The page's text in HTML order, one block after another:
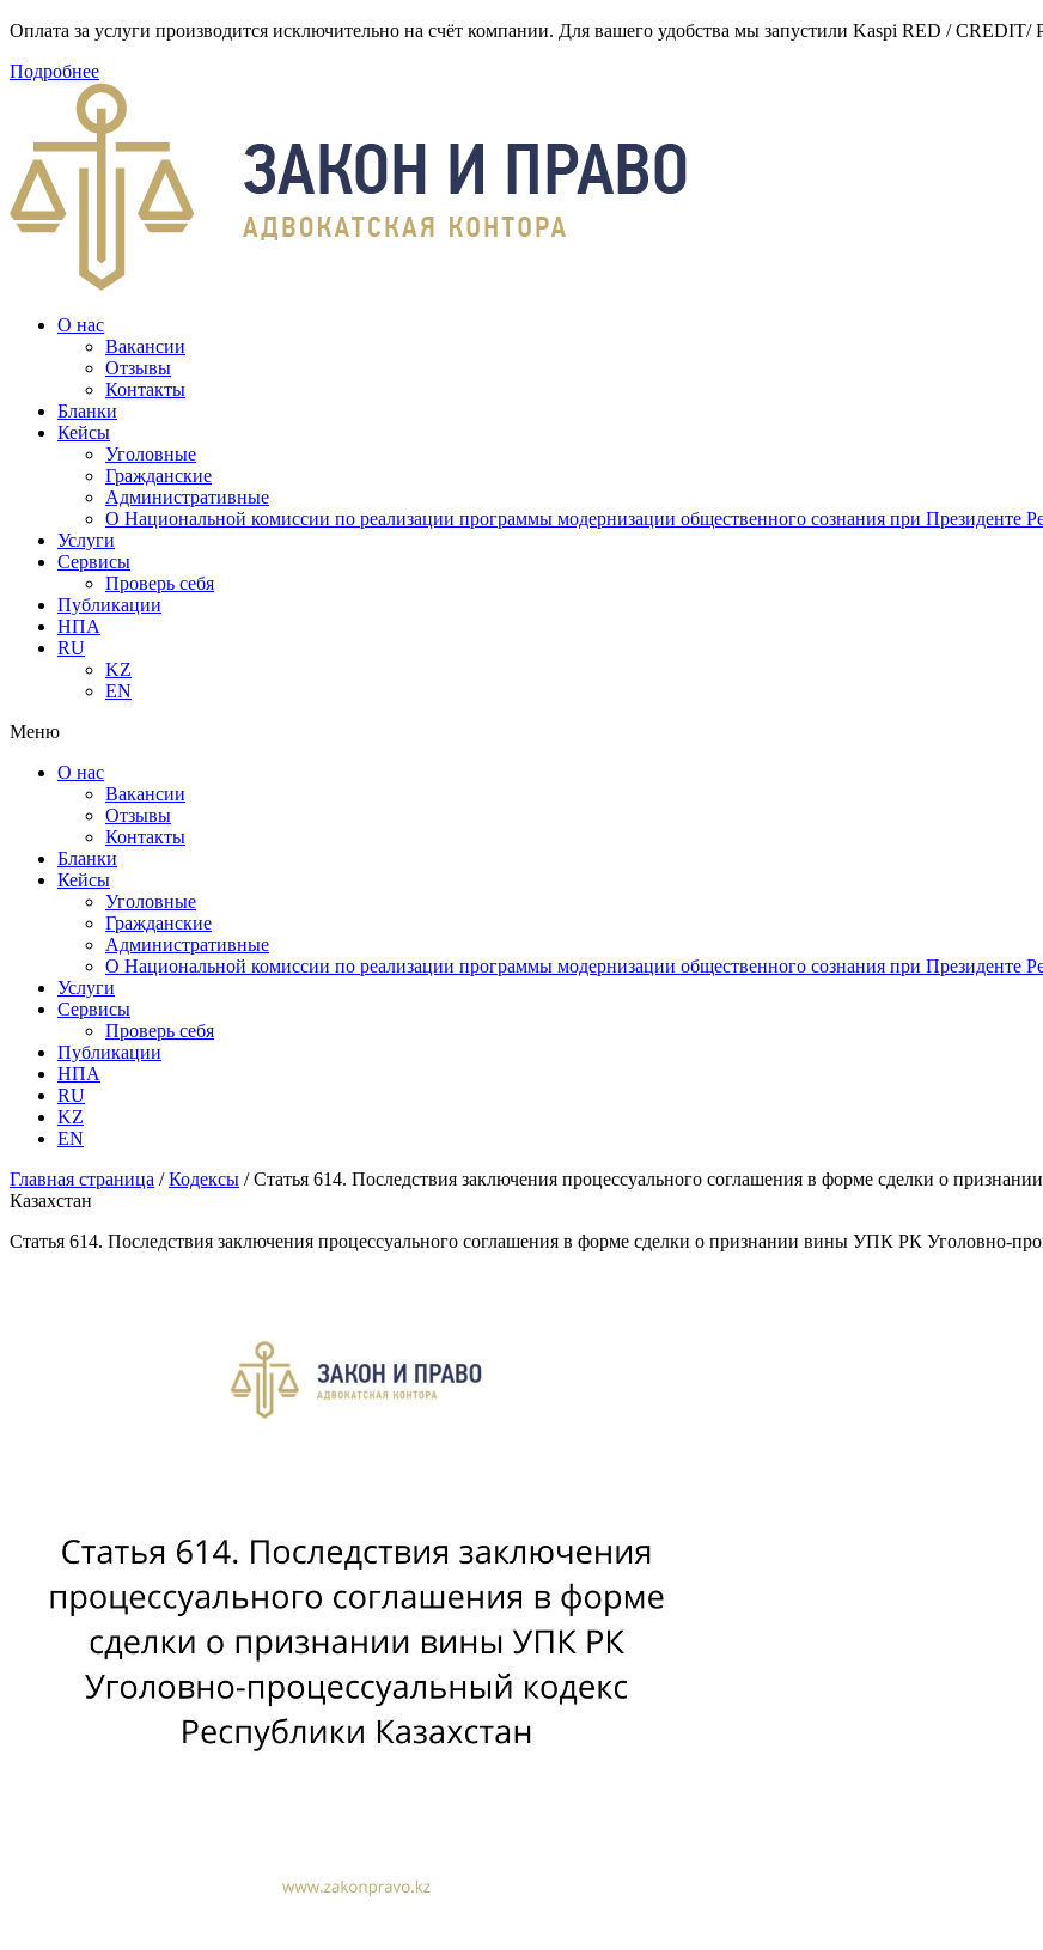
Оплата за услуги производится исключительно на счёт компании. Для вашего удобства мы запустили Kaspi RED /
Подробнее
О нас
Вакансии
Отзывы
Контакты
Бланки
Кейсы
Уголовные
Гражданские
Административные
О Национальной комиссии по реализации программы модернизации общественного сознания при Президенте
Услуги
Сервисы
Проверь себя
Публикации
НПА
RU
KZ
EN
Меню
О нас
Вакансии
Отзывы
Контакты
Бланки
Кейсы
Уголовные
Гражданские
Административные
О Национальной комиссии по реализации программы модернизации общественного сознания при Президенте
Услуги
Сервисы
Проверь себя
Публикации
НПА
RU
KZ
EN
Главная страница /Кодексы /Статья 614. Последствия заключения процессуального соглашения в форме сделки о
Казахстан
Статья 614. Последствия заключения процессуального соглашения в форме сделки о признании вины УПК РК Уголовно-